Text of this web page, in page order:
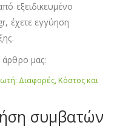
εξειδικευμένο
έχετε εγγύηση
άρθρο μας:
Διαφορές, Κόστος και
συμβατών